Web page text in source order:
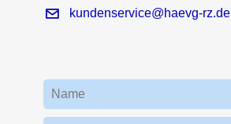
kundenservice@haevg-rz.de
Name